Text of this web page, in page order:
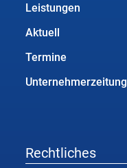
Leistungen
Aktuell
Termine
Unternehmerzeitung
Rechtliches